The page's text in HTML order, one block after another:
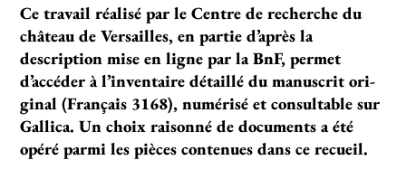
Ce tra­vail réa­lisé par le Centre de recher­che du
châ­teau de Versailles, en par­tie d’après la
description mise en ligne par la BnF, per­met
d’accé­der à l’inventaire détaillé du manus­crit ori­
gi­nal (Français 3168), numé­risé et consul­ta­ble sur
Gallica. Un choix rai­sonné de docu­ments a été
opéré parmi les piè­ces conte­nues dans ce recueil.